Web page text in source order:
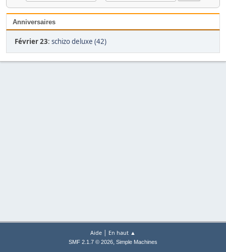
Anniversaires
Février 23: schizo deluxe (42)
Aide | En haut ▲
SMF 2.1.7 © 2026, Simple Machines